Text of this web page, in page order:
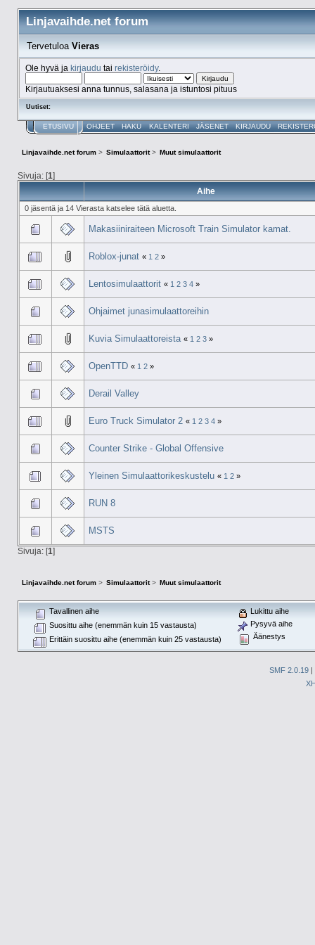
Linjavaihde.net forum
TervetuloaVieras
Ole hyvä ja kirjaudu tai rekisteröidy.
Kirjautuaksesi anna tunnus, salasana ja istuntosi pituus
Uutiset:
ETUSIVU OHJEET HAKU KALENTERI JÄSENET KIRJAUDU
Linjavaihde.net forum> Simulaattorit> Muut simulaattorit
Sivuja: [1]
Aihe
0 jäsentä ja 14 Vierasta katselee tätä aluetta.
Makasiiniraiteen Microsoft Train Simulator kamat.
Roblox-junat « 1 2»
Lentosimulaattorit « 1 2 3 4»
Ohjaimet junasimulaattoreihin
Kuvia Simulaattoreista « 1 2 3»
OpenTTD « 1 2»
Derail Valley
Euro Truck Simulator 2 « 1 2 3 4»
Counter Strike - Global Offensive
Yleinen Simulaattorikeskustelu « 1 2»
RUN 8
MSTS
Sivuja: [1]
Linjavaihde.net forum> Simulaattorit> Muut simulaattorit
Tavallinen aihe
Suosittu aihe (enemmän kuin 15 vastausta)
Erittäin suosittu aihe (enemmän kuin 25 vastausta)
Lukittu aihe
Pysyvä aihe
Äänestys
SMF 2.0.19 |